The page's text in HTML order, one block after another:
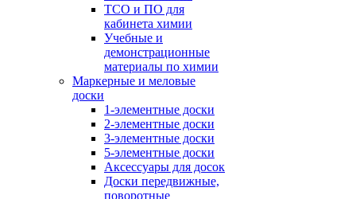
ТСО и ПО для
кабинета химии
Учебные и
демонстрационные
материалы по химии
Маркерные и меловые
доски
1-элементные доски
2-элементные доски
3-элементные доски
5-элементные доски
Аксессуары для досок
Доски передвижные,
поворотные